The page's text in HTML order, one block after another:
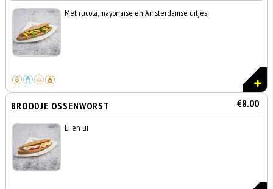
Met rucola, mayonaise en Amsterdamse uitjes
BROODJE OSSENWORST €8.00
Ei en ui